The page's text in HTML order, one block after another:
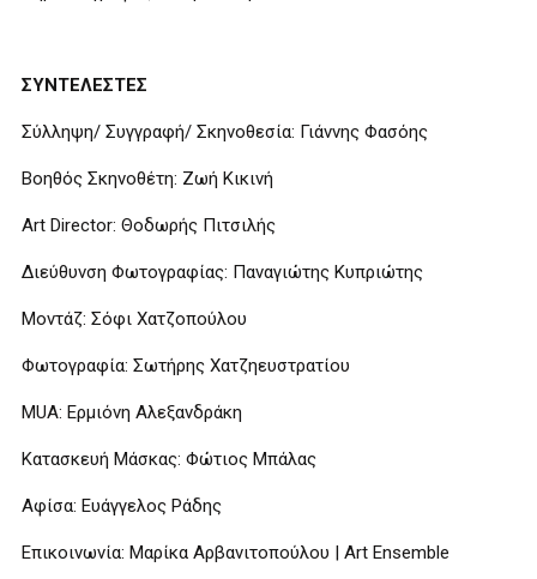
ΣΥΝΤΕΛΕΣΤΕΣ
Σύλληψη/ Συγγραφή/ Σκηνοθεσία: Γιάννης Φασόης
Βοηθός Σκηνοθέτη: Ζωή Κικινή
Art Director: Θοδωρής Πιτσιλής
Διεύθυνση Φωτογραφίας: Παναγιώτης Κυπριώτης
Μοντάζ: Σόφι Χατζοπούλου
Φωτογραφία: Σωτήρης Χατζηευστρατίου
MUA: Ερμιόνη Αλεξανδράκη
Κατασκευή Μάσκας: Φώτιος Μπάλας
Αφίσα: Ευάγγελος Ράδης
Επικοινωνία: Μαρίκα Αρβανιτοπούλου | Art Ensemble